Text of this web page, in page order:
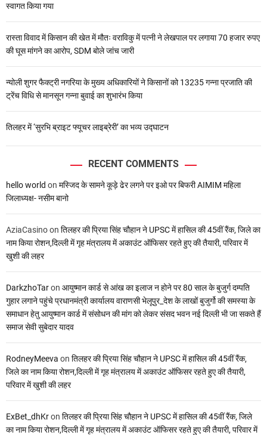
स्वागत किया गया
रास्ता विवाद में किसान की खेत में मौतः वराविकु में पत्नी ने लेखपाल पर लगाया 70 हजार रुपए
की घूस मांगने का आरोप, SDM बोले जांच जारी
न्योली शुगर फैक्ट्री नगरिया के मुख्य अधिकारियों ने किसानों को 13235 गन्ना प्रजाति की
ट्रेंच विधि से मानसून गन्ना बुवाई का शुभारंभ किया
तिलहर में ‘सुरभि ब्राइट फ्यूचर लाइब्रेरी’ का भव्य उद्घाटन
RECENT COMMENTS
hello world on मस्जिद के सामने कूड़े ढेर लगने पर इओ पर बिफरी AIMIM महिला
जिलाध्यक्ष- नसीम बानो
AziaCasinoon तिलहर की प्रिया सिंह चौहान ने UPSC में हासिल की 45वीं रैंक, जिले का
नाम किया रोशन,दिल्ली में गृह मंत्रालय में अकाउंट ऑफिसर रहते हुए की तैयारी, परिवार में
खुशी की लहर
DarkzhoTaron आयुष्मान कार्ड से आंख का इलाज न होने पर 80 साल के बुजुर्ग दम्पति
गुहार लगाने पहुंचे प्रधानमंत्री कार्यालय वाराणसी भेलूपुर_देश के लाखों बुजुर्गो की समस्या के
समाधान हेतु आयुष्मान कार्ड में संसोधन की मांग को लेकर संसद भवन नई दिल्ली भी जा सकते हैं
समाज सेवी सुबेदार यादव
RodneyMeeva on तिलहर की प्रिया सिंह चौहान ने UPSC में हासिल की 45वीं रैंक,
जिले का नाम किया रोशन,दिल्ली में गृह मंत्रालय में अकाउंट ऑफिसर रहते हुए की तैयारी,
परिवार में खुशी की लहर
ExBet_dhKron तिलहर की प्रिया सिंह चौहान ने UPSC में हासिल की 45वीं रैंक, जिले
का नाम किया रोशन,दिल्ली में गृह मंत्रालय में अकाउंट ऑफिसर रहते हुए की तैयारी, परिवार में